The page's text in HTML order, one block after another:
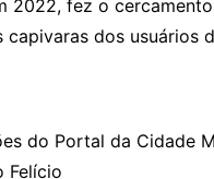
2022, fez o
capivaras dos usuários
do Portal da Cidade
Felício